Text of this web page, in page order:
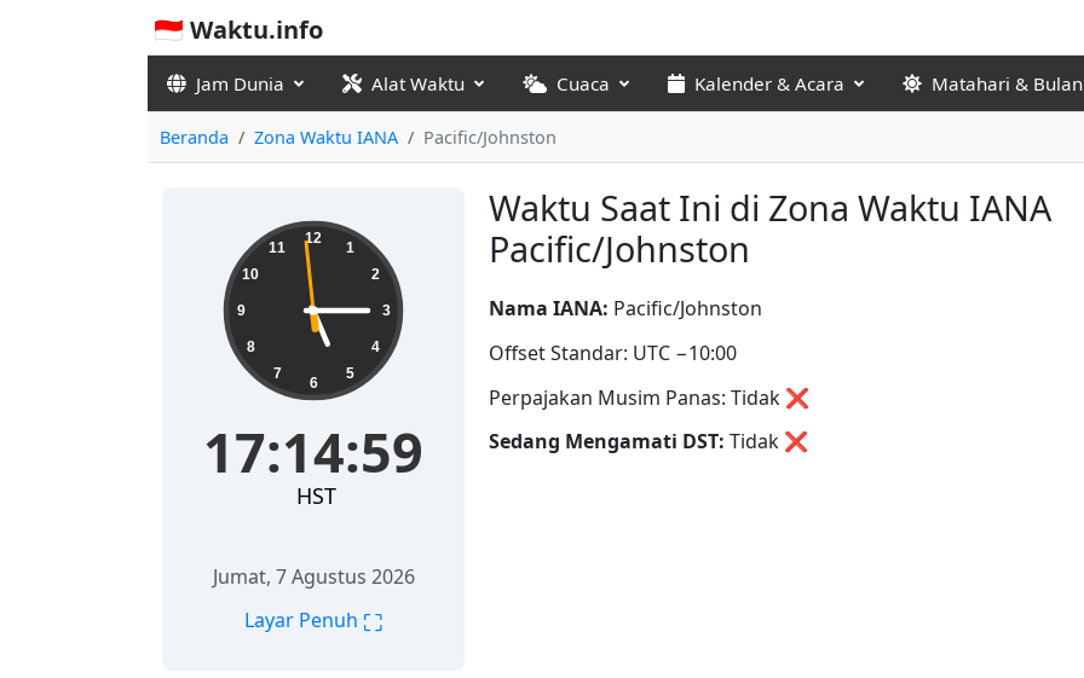
🇮🇩 Waktu.info
Jam Dunia Alat Waktu Cuaca Kalender & Acara Matahari & Bulan
Beranda Zona Waktu IANA Pacific/Johnston
Waktu Saat Ini di Zona Waktu IANA
Pacific/Johnston
17:14:59 12
1
2
3
4
5
6
7
8
9
10
11
17:14:59
HST
Jumat, 7 Agustus 2026
Layar Penuh ⛶
Nama IANA: Pacific/Johnston
Offset Standar: UTC −10:00
Perpajakan Musim Panas: Tidak ❌
Sedang Mengamati DST: Tidak ❌